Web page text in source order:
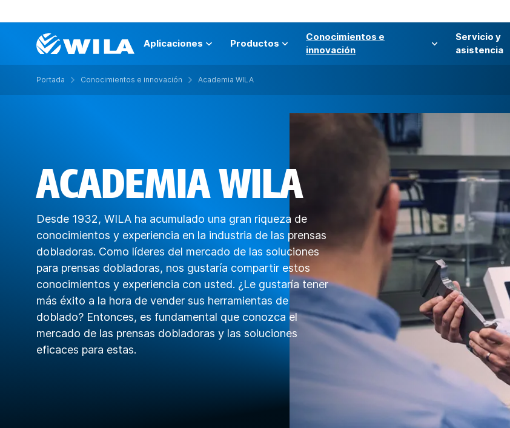
Aplicaciones Productos
Conocimientos e
innovación
Servicio y
asistencia
Portada Conocimientos e innovación Academia WILA
ACADEMIA WILA
Desde 1932, WILA ha acumulado una gran riqueza de
conocimientos y experiencia en la industria de las prensas
dobladoras. Como líderes del mercado de las soluciones
para prensas dobladoras, nos gustaría compartir estos
conocimientos y experiencia con usted. ¿Le gustaría tener
más éxito a la hora de vender sus herramientas de
doblado? Entonces, es fundamental que conozca el
mercado de las prensas dobladoras y las soluciones
eficaces para estas.